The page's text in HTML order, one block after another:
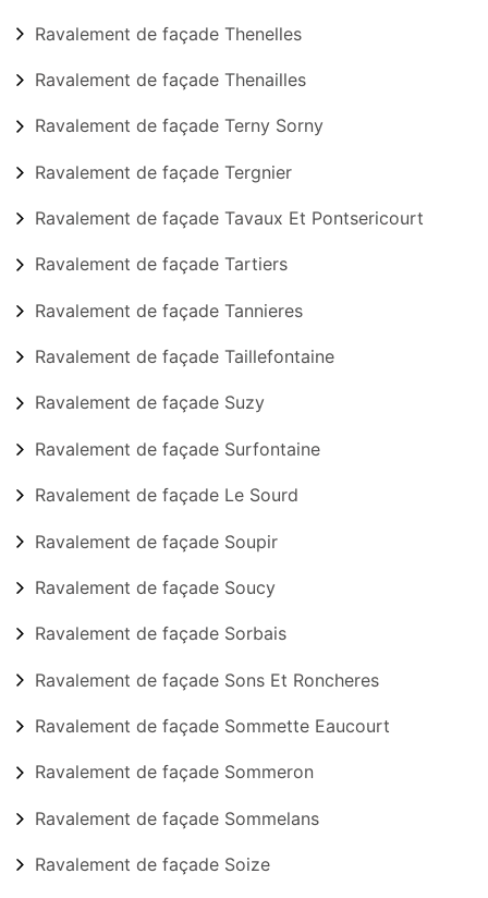
Ravalement de façade Thenelles
Ravalement de façade Thenailles
Ravalement de façade Terny Sorny
Ravalement de façade Tergnier
Ravalement de façade Tavaux Et Pontsericourt
Ravalement de façade Tartiers
Ravalement de façade Tannieres
Ravalement de façade Taillefontaine
Ravalement de façade Suzy
Ravalement de façade Surfontaine
Ravalement de façade Le Sourd
Ravalement de façade Soupir
Ravalement de façade Soucy
Ravalement de façade Sorbais
Ravalement de façade Sons Et Roncheres
Ravalement de façade Sommette Eaucourt
Ravalement de façade Sommeron
Ravalement de façade Sommelans
Ravalement de façade Soize